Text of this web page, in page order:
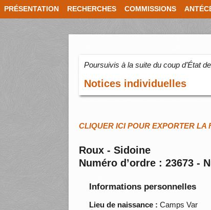
PRÉSENTATION RECHERCHES COMMISSIONS
Poursuivis à la suite du coup d’État
Notices individuelles
CLIQUER ICI POUR EXPORTER LA
Roux - Sidoine
Numéro d’ordre : 23673 -
Informations personnelles
Lieu de naissance : Camps Var